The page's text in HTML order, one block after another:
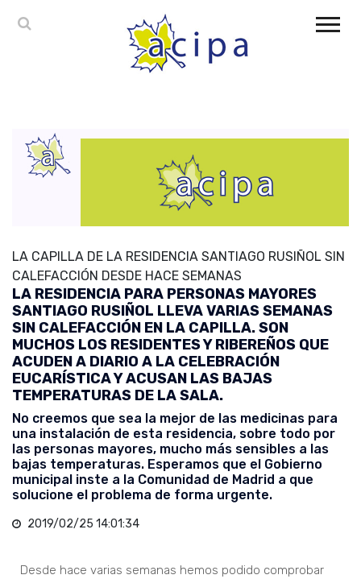
LA CAPILLA DE LA RESIDENCIA SANTIAGO RUSIÑOL SIN
CALEFACCIÓN DESDE HACE SEMANAS
LA RESIDENCIA PARA PERSONAS MAYORES
SANTIAGO RUSIÑOL LLEVA VARIAS SEMANAS
SIN CALEFACCIÓN EN LA CAPILLA. SON
MUCHOS LOS RESIDENTES Y RIBEREÑOS QUE
ACUDEN A DIARIO A LA CELEBRACIÓN
EUCARÍSTICA Y ACUSAN LAS BAJAS
TEMPERATURAS DE LA SALA.
No creemos que sea la mejor de las medicinas para
una instalación de esta residencia, sobre todo por
las personas mayores, mucho más sensibles a las
bajas temperaturas. Esperamos que el Gobierno
municipal inste a la Comunidad de Madrid a que
solucione el problema de forma urgente.
2019/02/25 14:01:34
Desde hace varias semanas hemos podido comprobar